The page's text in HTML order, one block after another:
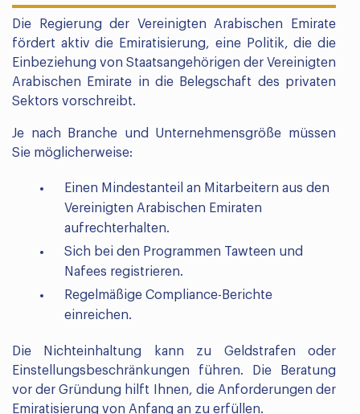
Die Regierung der Vereinigten Arabischen Emirate
fördert aktiv die Emiratisierung, eine Politik, die die
Einbeziehung von Staatsangehörigen der Vereinigten
Arabischen Emirate in die Belegschaft des privaten
Sektors vorschreibt.
Je nach Branche und Unternehmensgröße müssen
Sie möglicherweise:
Einen Mindestanteil an Mitarbeitern aus den
Vereinigten Arabischen Emiraten
aufrechterhalten.
Sich bei den Programmen Tawteen und
Nafees registrieren.
Regelmäßige Compliance-Berichte
einreichen.
Die Nichteinhaltung kann zu Geldstrafen oder
Einstellungsbeschränkungen führen. Die Beratung
vor der Gründung hilft Ihnen, die Anforderungen der
Emiratisierung von Anfang an zu erfüllen.